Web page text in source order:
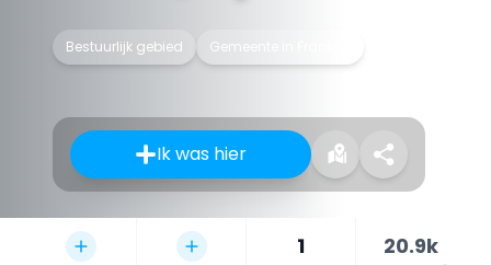
Bestuurlijk gebied Gemeente in Frankrijk
Ik was hier
1 20.9k